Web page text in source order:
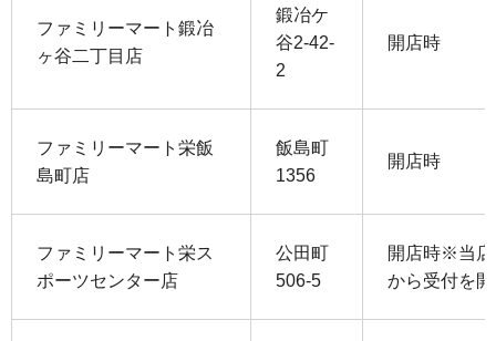
ファミリーマート鍛冶
ヶ谷二丁目店
鍛冶ケ
谷2-42-
2
開店時
ファミリーマート栄飯
島町店
飯島町
1356
開店時
ファミリーマート栄ス
ポーツセンター店
公田町
506-5
開店時※当店
から受付を